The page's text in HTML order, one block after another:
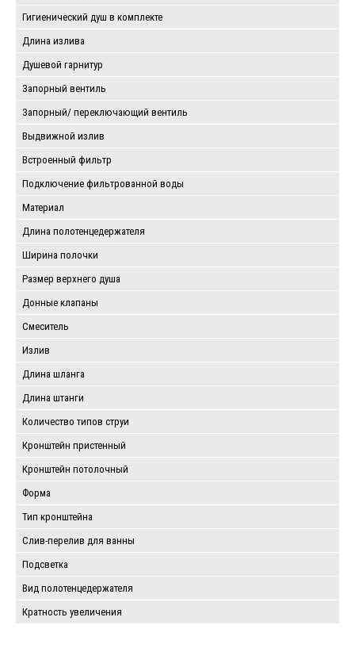
Гигиенический душ в комплекте
Длина излива
Душевой гарнитур
Запорный вентиль
Запорный/ переключающий вентиль
Выдвижной излив
Встроенный фильтр
Подключение фильтрованной воды
Материал
Длина полотенцедержателя
Ширина полочки
Размер верхнего душа
Донные клапаны
Смеситель
Излив
Длина шланга
Длина штанги
Количество типов струи
Кронштейн пристенный
Кронштейн потолочный
Форма
Тип кронштейна
Слив-перелив для ванны
Подсветка
Вид полотенцедержателя
Кратность увеличения